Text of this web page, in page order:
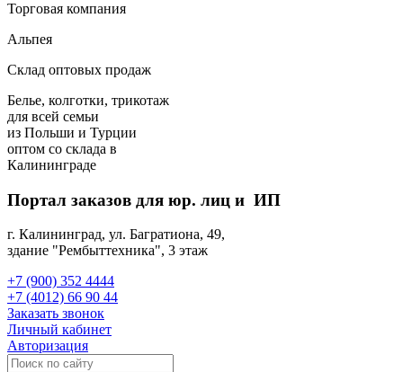
Торговая компания
Альпея
Склад оптовых продаж
Белье, колготки, трикотаж
для всей семьи
из Польши и Турции
оптом со склада в
Калининграде
Портал заказов для юр. лиц и ИП
г. Калининград, ул. Багратиона, 49,
здание "Рембыттехника", 3 этаж
+7 (900) 352 4444
+7 (4012) 66 90 44
Заказать звонок
Личный кабинет
Авторизация